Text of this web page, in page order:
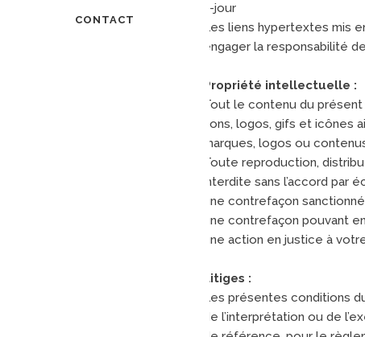
CONTACT
à-jour
Les liens hypertextes mis
engager la responsabilité
Propriété intellectuelle :
Tout le contenu du
sons, logos, gifs et icônes
marques, logos ou
Toute reproduction,
interdite sans l’accord par
une contrefaçon
une contrefaçon pouvant
une action en justice à
Litiges :
Les présentes conditions
de l’interprétation ou de